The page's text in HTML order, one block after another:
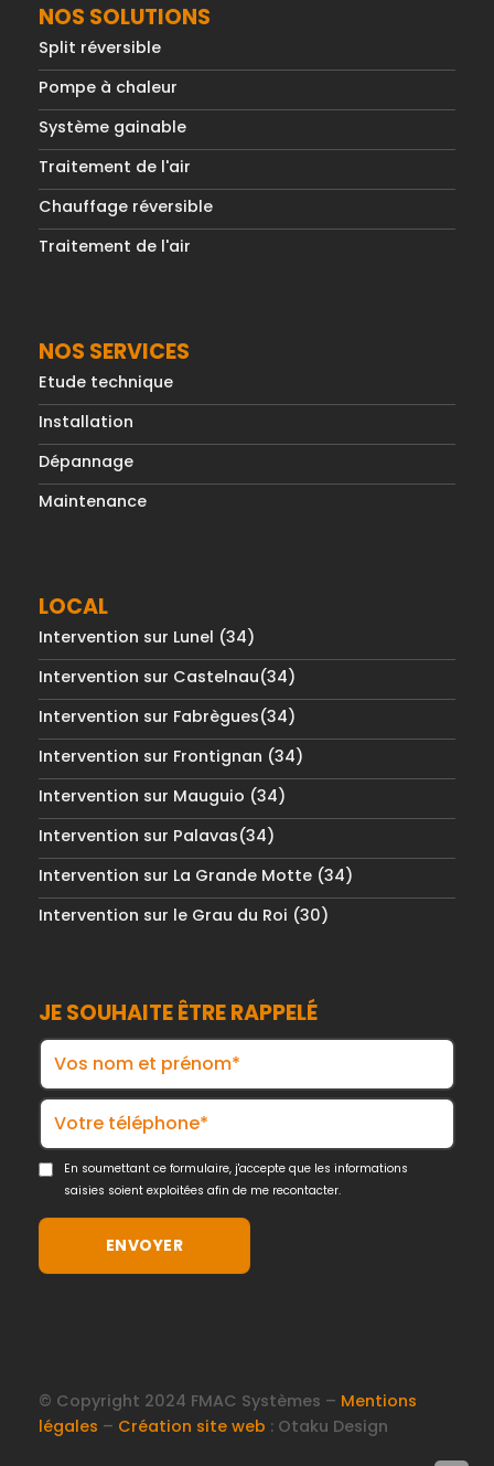
NOS SOLUTIONS
Split réversible
Pompe à chaleur
Système gainable
Traitement de l'air
Chauffage réversible
Traitement de l'air
NOS SERVICES
Etude technique
Installation
Dépannage
Maintenance
LOCAL
Intervention sur Lunel (34)
Intervention sur Castelnau(34)
Intervention sur Fabrègues(34)
Intervention sur Frontignan (34)
Intervention sur Mauguio (34)
Intervention sur Palavas(34)
Intervention sur La Grande Motte (34)
Intervention sur le Grau du Roi (30)
JE SOUHAITE ÊTRE RAPPELÉ
En soumettant ce formulaire, j'accepte que les informations
saisies soient exploitées afin de me recontacter.
© Copyright 2024 FMAC Systèmes – Mentions
légales – Création site web : Otaku Design